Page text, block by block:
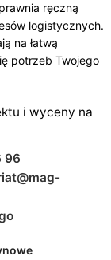
ręczną
logistycznych.
na łatwą
potrzeb Twojego
i wyceny na
96